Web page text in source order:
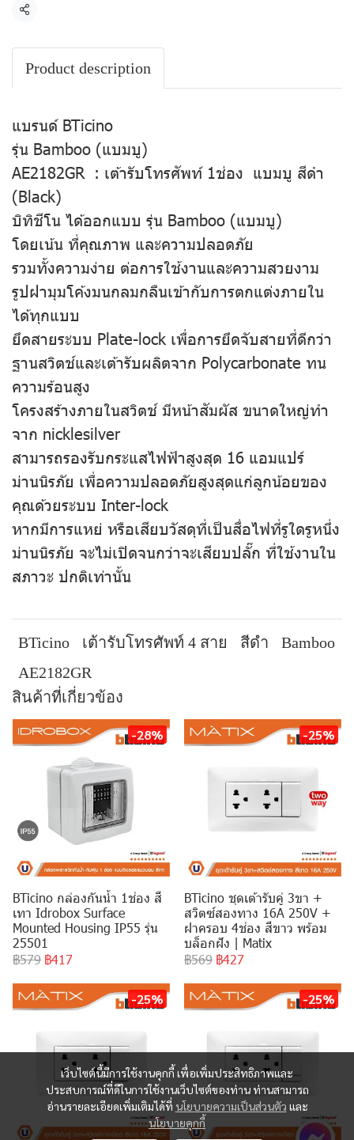
แชร์
Product description
แบรนด์ BTicino
รุ่น Bamboo (แบมบู)
AE2182GR : เต้ารับโทรศัพท์ 1ช่อง แบมบู สีดำ
(Black)
บิทิชีโน ได้ออกแบบ รุ่น Bamboo (แบมบู)
โดยเน้น ที่คุณภาพ และความปลอดภัย
รวมทั้งความง่าย ต่อการใช้งานและความสวยงาม
รูปฝามุมโค้งมนกลมกลืนเข้ากับการตกแต่งภายใน
ได้ทุกแบบ
ยึดสายระบบ Plate-lock เพื่อการยึดจับสายที่ดีกว่า
ฐานสวิตช์และเต้ารับผลิตจาก Polycarbonate ทน
ความร้อนสูง
โครงสร้างภายในสวิตช์ มีหน้าสัมผัส ขนาดใหญ่ทำ
จาก nicklesilver
สามารถรองรับกระแสไฟฟ้าสูงสุด 16 แอมแปร์
ม่านนิรภัย เพื่อความปลอดภัยสูงสุดแก่ลูกน้อยของ
คุณด้วยระบบ Inter-lock
หากมีการแหย่ หรือเสียบวัสดุที่เป็นสื่อไฟที่รูใดรูหนึ่ง
ม่านนิรภัย จะไม่เปิดจนกว่าจะเสียบปลั๊ก ที่ใช้งานใน
สภาวะ ปกติเท่านั้น
BTicino เต้ารับโทรศัพท์ 4 สาย สีดำ
Bamboo
AE2182GR
สินค้าที่เกี่ยวข้อง
-28%
BTicino กล่องกันน้ำ 1ช่อง สี
เทา Idrobox Surface
Mounted Housing IP55 รุ่น
25501
฿579 ฿417
-25%
BTicino ชุดเต้ารับคู่ 3ขา +
สวิตซ์สองทาง 16A 250V +
ฝาครอบ 4ช่อง สีขาว พร้อม
บล็อกฝัง | Matix
฿569 ฿427
-25% -25%
เว็บไซต์นี้มีการใช้งานคุกกี้ เพื่อเพิ่มประสิทธิภาพและ
ประสบการณ์ที่ดีในการใช้งานเว็บไซต์ของท่าน ท่านสามารถ
อ่านรายละเอียดเพิ่มเติมได้ที่ นโยบายความเป็นส่วนตัว และ
นโยบายคุกกี้